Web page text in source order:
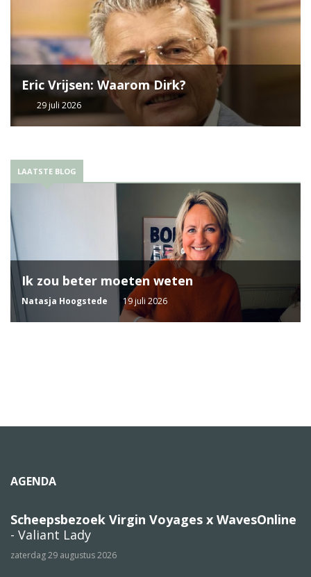
Eric Vrijsen: Waarom Dirk?
29 juli 2026
LAATSTE BLOG
Ik zou beter moeten weten
Natasja Hoogstede 19 juli 2026
AGENDA
Scheepsbezoek Virgin Voyages x WavesOnline
- Valiant Lady
zaterdag 29 augustus 2026